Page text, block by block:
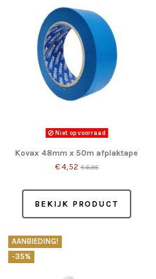
Niet op voorraad
Kovax 48mm x 50m afplaktape
€ 4,52 € 6,95
BEKIJK PRODUCT
AANBIEDING!
-35%